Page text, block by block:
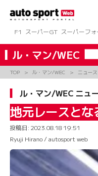
ツ
へ
ス
キ
ッ
F1
スーパーGT スーパーフ
ル・マン/WEC
TOP ル・マン/WEC ニュース
ル・マン/WEC ニュ
地元レースとな
投稿日: 2023.08.18 19:51
Ryuji Hirano / autosport web